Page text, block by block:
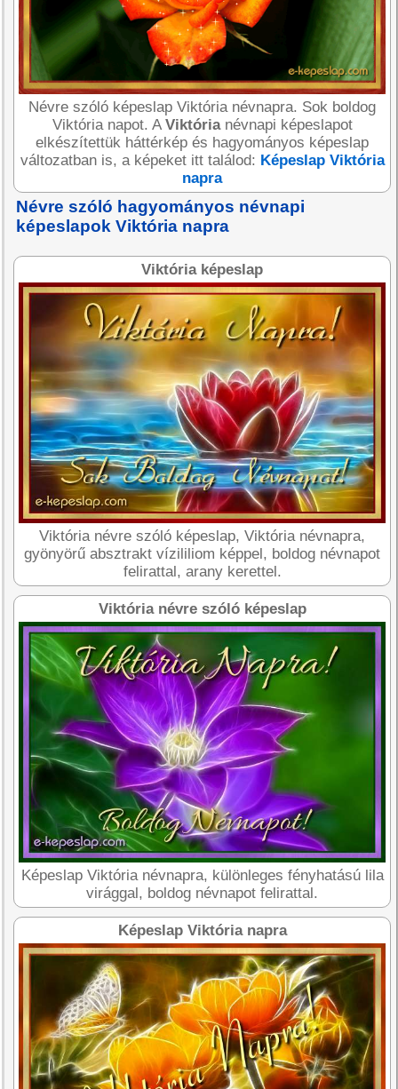
Névre szóló képeslap Viktória névnapra. Sok boldog
Viktória napot. A Viktórianévnapi képeslapot
elkészítettük háttérkép és hagyományos képeslap
változatban is, a képeket itt találod: Képeslap Viktória
napra
Névre szóló hagyományos névnapi
képeslapok Viktória napra
Viktória képeslap
Viktória névre szóló képeslap, Viktória névnapra,
gyönyörű absztrakt vízililiom képpel, boldog névnapot
felirattal, arany kerettel.
Viktória névre szóló képeslap
Képeslap Viktória névnapra, különleges fényhatású lila
virággal, boldog névnapot felirattal.
Képeslap Viktória napra